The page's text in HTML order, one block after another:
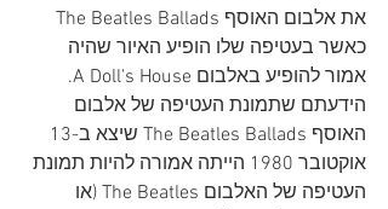
כאשר בעטיפה שלו הופיע האיור שהיה
אמור להופיע באלבום A Doll's House.
הידעתם שתמונת העטיפה של אלבום
אוקטובר 1980 הייתה אמורה להיות תמונת
העטיפה של האלבום The Beatles (או